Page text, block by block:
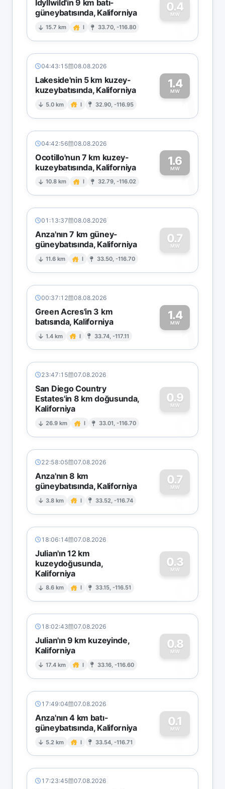
Idyllwild'in 9 km batı-
güneybatısında, Kaliforniya
15.7 km I 33.70, -116.80
0.4
MW
0
04:43:15 08.08.2026
Lakeside'nin 5 km kuzey-
kuzeybatısında, Kaliforniya
5.0 km I 32.90, -116.95
1.4
MW1
04:42:56 08.08.2026
Ocotillo'nun 7 km kuzey-
kuzeybatısında, Kaliforniya
10.8 km I 32.79, -116.02
1.6
MW1
01:13:37 08.08.2026
Anza'nın 7 km güney-
güneybatısında, Kaliforniya
11.6 km I 33.50, -116.70
0.7
MW
0
00:37:12 08.08.2026
Green Acres'in 3 km
batısında, Kaliforniya
1.4 km I 33.74, -117.11
1.4
MW1
23:47:15 07.08.2026
San Diego Country
Estates'in 8 km doğusunda,
Kaliforniya
26.9 km I 33.01, -116.70
0.9
MW
0
22:58:05 07.08.2026
Anza'nın 8 km
güneybatısında, Kaliforniya
3.8 km I 33.52, -116.74
0.7
MW
0
18:06:14 07.08.2026
Julian'ın 12 km
kuzeydoğusunda,
Kaliforniya
8.6 km I 33.15, -116.51
0.3
MW
0
18:02:43 07.08.2026
Julian'ın 9 km kuzeyinde,
Kaliforniya
17.4 km I 33.16, -116.60
0.8
MW
0
17:49:04 07.08.2026
Anza'nın 4 km batı-
güneybatısında, Kaliforniya
5.2 km I 33.54, -116.71
0.1
MW
0
17:23:45 07.08.2026